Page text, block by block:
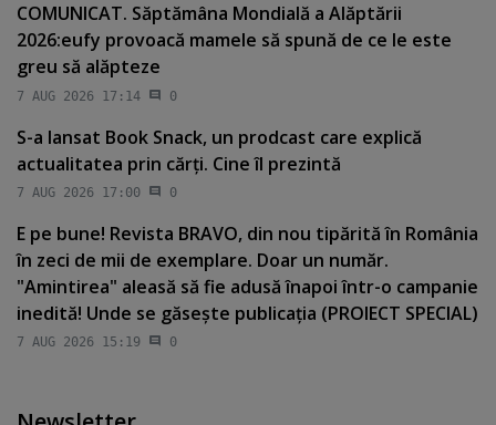
COMUNICAT. Săptămâna Mondială a Alăptării
2026:eufy provoacă mamele să spună de ce le este
greu să alăpteze
7 AUG 2026 17:14 0
S-a lansat Book Snack, un prodcast care explică
actualitatea prin cărţi. Cine îl prezintă
7 AUG 2026 17:00 0
E pe bune! Revista BRAVO, din nou tipărită în România
în zeci de mii de exemplare. Doar un număr.
"Amintirea" aleasă să fie adusă înapoi într-o campanie
inedită! Unde se găseşte publicaţia (PROIECT SPECIAL)
7 AUG 2026 15:19 0